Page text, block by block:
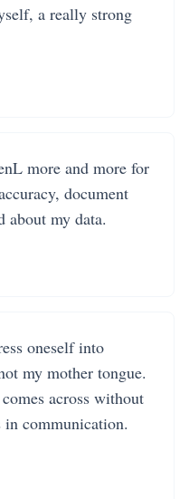
a really strong
more and more for
document
about my data.
oneself into
my mother tongue.
across without
in communication.